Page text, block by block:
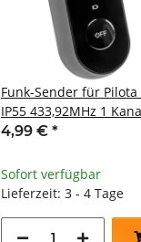
Funk-Sender für Pilota
IP55 433,92MHz 1
Tasten EIN / AUS
4,99 € *
Sofort verfügbar
Lieferzeit: 3 - 4 Tage